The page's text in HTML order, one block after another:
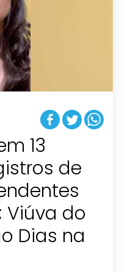
13
de
do
Dias na